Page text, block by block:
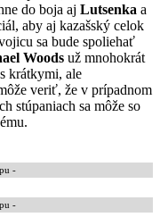
do boja aj Lutsenka a
aby aj kazašský celok
sa bude spoliehať
Woods už mnohokrát
krátkymi, ale
veriť, že v prípadnom
stúpaniach sa môže so
-
-